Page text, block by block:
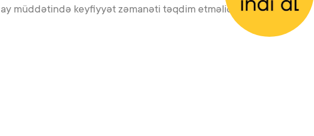
müddətində keyfiyyət zəmanəti təqdim etməlidir.